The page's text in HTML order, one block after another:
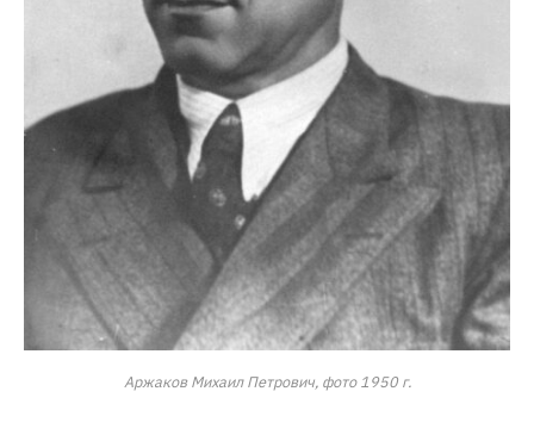
Аржаков Михаил Петрович, фото 1950 г.